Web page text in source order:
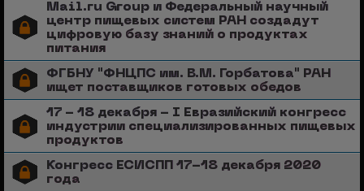
Mail.ru Group и Федеральный научный
центр пищевых систем РАН создадут
цифровую базу знаний о продуктах
питания
ФГБНУ "ФНЦПС им. В.М. Горбатова" РАН
ищет поставщиков готовых обедов
17 - 18 декабря - I Евразийский конгресс
индустрии специализированных пищевых
продуктов
Конгресс ЕСИСПП 17-18 декабря 2020
года